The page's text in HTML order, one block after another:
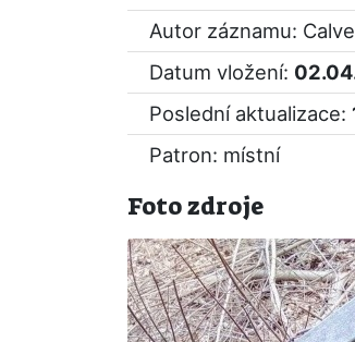
Autor záznamu:
Datum vložení:
Poslední aktualizace:
Patron: místní
Foto zdroje